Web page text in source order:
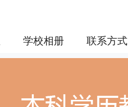
学校相册 联系方式